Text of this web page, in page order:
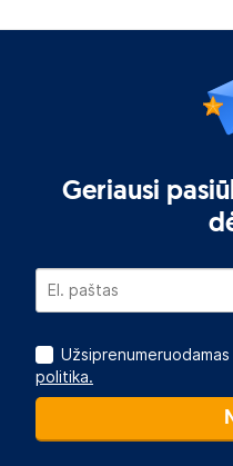
Geriausi
politika.